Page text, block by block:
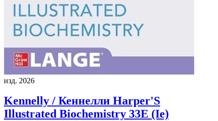
изд. 2026
Kennelly / Кеннелли Harper'S
Illustrated Biochemistry 33E (Ie)